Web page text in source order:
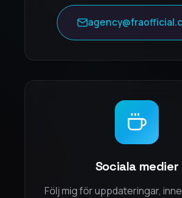
Sociala medier
Följ mig för uppdateringar,